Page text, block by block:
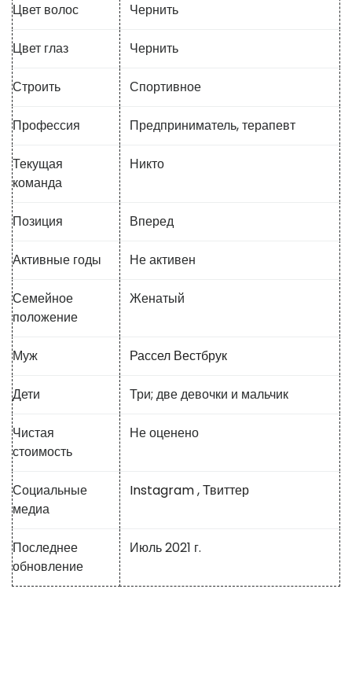
Цвет волос Чернить
Цвет глаз Чернить
Строить Спортивное
Профессия Предприниматель, терапевт
Текущая
команда
Никто
Позиция Вперед
Активные годы Не активен
Семейное
положение
Женатый
Муж Рассел Вестбрук
Дети Три; две девочки и мальчик
Чистая
стоимость
Не оценено
Социальные
медиа
Instagram,Твиттер
Последнее
обновление
Июль 2021 г.